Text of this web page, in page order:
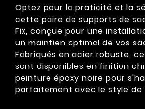
Optez pour la praticité et la
cette paire de supports de
Fix, conçue pour une
un maintien optimal de vos
Fabriqués en acier robuste,
sont disponibles en finition
peinture époxy noire pour
parfaitement avec le style de